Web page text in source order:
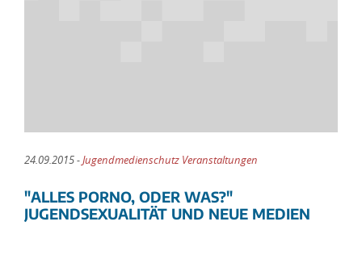
24.09.2015 -Jugendmedienschutz Veranstaltungen
"ALLES PORNO, ODER WAS?"
JUGENDSEXUALITÄT UND NEUE MEDIEN